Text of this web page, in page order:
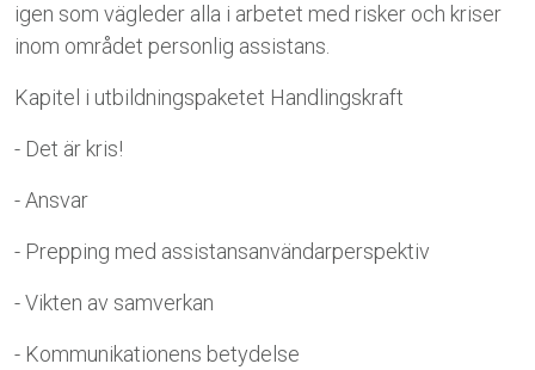
igen som vägleder alla i arbetet med risker och kriser
inom området personlig assistans.
Kapitel i utbildningspaketet Handlingskraft
- Det är kris!
- Ansvar
- Prepping med assistansanvändarperspektiv
- Vikten av samverkan
- Kommunikationens betydelse